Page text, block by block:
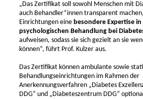
„Das Zertifikat soll sowohl Menschen mit
auch Behandler*innen transparent
Einrichtungen eine besondere Expertise in
psychologischen Behandlung bei
aufweisen, sodass sie sich gezielt an sie
können“, führt Prof. Kulzer aus.
Das Zertifikat können ambulante sowie
Behandlungseinrichtungen im Rahmen der
Anerkennungsverfahren „Diabetes
DDG“ und „Diabeteszentrum DDG“